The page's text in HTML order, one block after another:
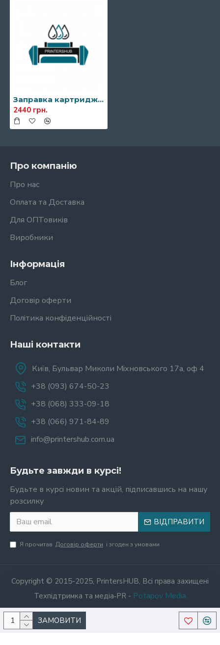
ЗАМОВИТИ
Заправка картриджа Kyocera TK-65
2440 грн.
Про компанію
Про нас
Оплата та Доставка
Для ОПТовиків
Виробники
Інформація
Блог
Договір оферти
Політика конфіденційності
Наші контакти
Київ, Бульвар Миколи Міхновського 17а, оф 4
+38 (093) 674-50-23
+38 (068) 333-09-18
+38 (066) 971-84-89
info@printershub.com.ua
Будьте завжди в курсі!
Будьте в курсі новин та акцій, підписавшись на нашу
розсилку
ВІДПРАВИТИ
Я прочитав Договір оферти і згоден з умовами
Copyright © 2015-2025, PrintersHUB, Всі права захищені
Техпідтримка та медіа‑PR - Potapov Media